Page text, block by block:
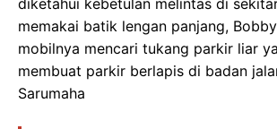
memakai batik lengan panjang,
mobilnya mencari tukang parkir liar
membuat parkir berlapis di badan
Sarumaha